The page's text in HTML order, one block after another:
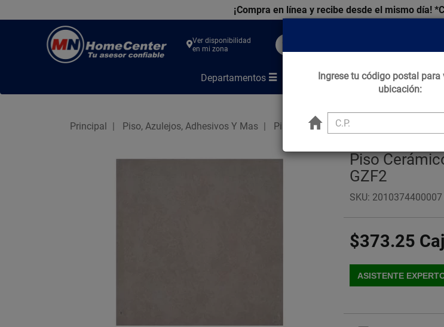
¡Compra en línea y recibe desde el mismo día!
Center
Ver disponibilidad
en mi zona
Departamentos Marcas Tips que
Principal Piso, Azulejos, Adhesivos Y Mas Pisos Piso Cerámico
Piso
GZF2
SKU: 2010374400007
$373.25
ASISTENTE
Ingrese tu código postal para
ubicación: